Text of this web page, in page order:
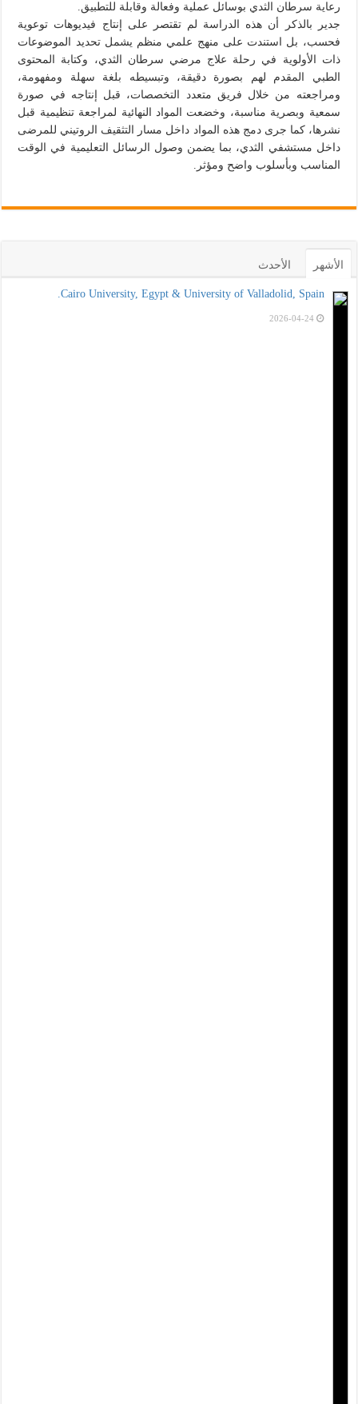
رعاية سرطان الثدي بوسائل عملية وفعالة وقابلة للتطبيق.
جدير بالذكر أن هذه الدراسة لم تقتصر على إنتاج فيديوهات توعوية
فحسب، بل استندت على منهج علمي منظم يشمل تحديد الموضوعات
ذات الأولوية في رحلة علاج مرضي سرطان الثدي، وكتابة المحتوى
الطبي المقدم لهم بصورة دقيقة، وتبسيطه بلغة سهلة ومفهومة،
ومراجعته من خلال فريق متعدد التخصصات، قبل إنتاجه في صورة
سمعية وبصرية مناسبة، وخضعت المواد النهائية لمراجعة تنظيمية قبل
نشرها، كما جرى دمج هذه المواد داخل مسار التثقيف الروتيني للمرضى
داخل مستشفي الثدي، بما يضمن وصول الرسائل التعليمية في الوقت
المناسب وبأسلوب واضح ومؤثر.
الأشهر الأحدث
Cairo University, Egypt & University of Valladolid, Spain.
2026-04-24